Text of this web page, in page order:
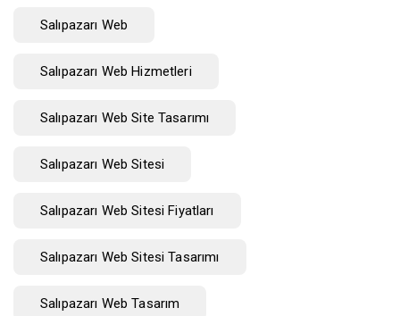
Salıpazarı Web
Salıpazarı Web Hizmetleri
Salıpazarı Web Site Tasarımı
Salıpazarı Web Sitesi
Salıpazarı Web Sitesi Fiyatları
Salıpazarı Web Sitesi Tasarımı
Salıpazarı Web Tasarım